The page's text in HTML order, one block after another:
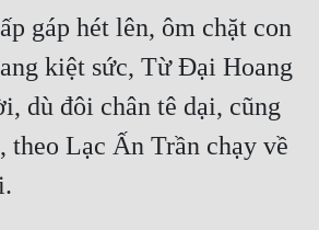
gáp hét lên, ôm chặt con
kiệt sức, Từ Đại Hoang
dù đôi chân tê dại, cũng
theo Lạc Ấn Trần chạy về